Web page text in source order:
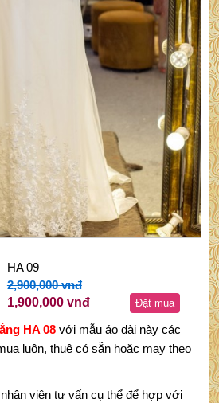
HA 09
2,900,000 vnđ
1,900,000 vnđ Đặt mua
HA 08với mẫu áo dài này các
luôn, thuê có sẵn hoặc may theo
viên tư vấn cụ thể để hợp với